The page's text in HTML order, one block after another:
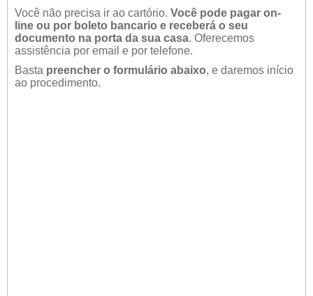
Você não precisa ir ao cartório. Você pode pagar on-
line ou por boleto bancario e receberá o seu
documento na porta da sua casa. Oferecemos
assistência por email e por telefone.
Basta preencher o formulário abaixo, e daremos início
ao procedimento.